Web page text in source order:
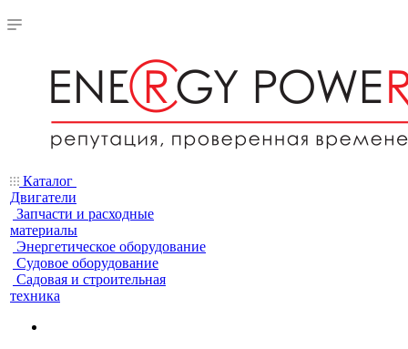
Каталог
Двигатели
Запчасти и расходные
материалы
Энергетическое оборудование
Судовое оборудование
Садовая и строительная
техника